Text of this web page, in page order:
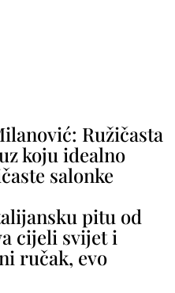
Ružičasta
koju idealno
salonke
pitu od
cijeli svijet i
ručak, evo